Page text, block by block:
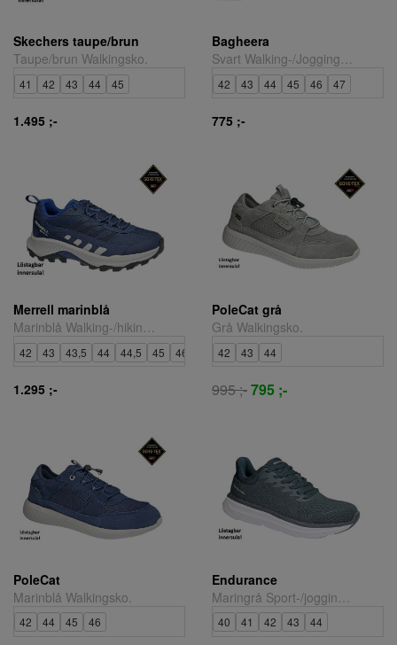
Skechers taupe/brun
Taupe/brun Walkingsko.
41 42 43 44 45
1.495 ;-
Bagheera
Svart Walking-/Joggingsko.
42 43 44 45 46 47
775 ;-
Merrell marinblå
Marinblå Walking-/hikingsko.
42 43 43,5 44 44,5 45 46
1.295 ;-
PoleCat grå
Grå Walkingsko.
42 43 44
995 ;-795 ;-
PoleCat
Marinblå Walkingsko.
42 44 45 46
Endurance
40 41 42 43 44